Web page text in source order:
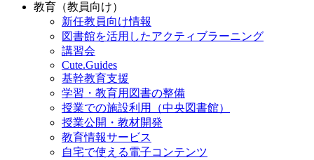
教育（教員向け）
新任教員向け情報
図書館を活用したアクティブラーニング
講習会
Cute.Guides
基幹教育支援
学習・教育用図書の整備
授業での施設利用（中央図書館）
授業公開・教材開発
教育情報サービス
自宅で使える電子コンテンツ